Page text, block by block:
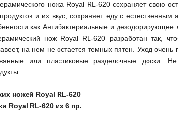
ножа Royal RL-620 сохраняет свою
и их вкус, сохраняет еду с
как Антибактериальные и дезодорирующее
нож Royal RL-620 разработан так,
на нем не остается темных пятен. Уход очень
или пластиковые разделочные доски.
ножей Royal RL-620
Royal RL-620 из 6 пр.